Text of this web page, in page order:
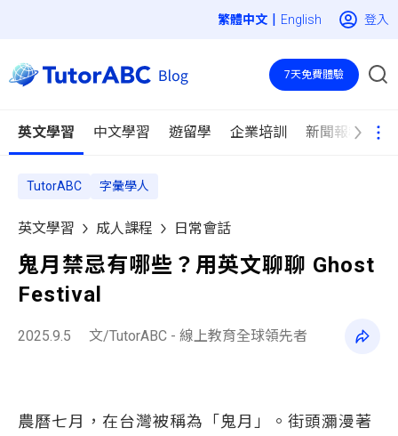
| English 登入
英文學習 中文學習 遊留學 企業培訓 新聞報導
7天免費體驗
TutorABC 字彙學人
英文學習 成人課程 日常會話
鬼月禁忌有哪些？用英文聊聊 Ghost
Festival
2025.9.5 文/TutorABC - 線上教育全球領先者
農曆七月，在台灣被稱為「鬼月」。街頭瀰漫著